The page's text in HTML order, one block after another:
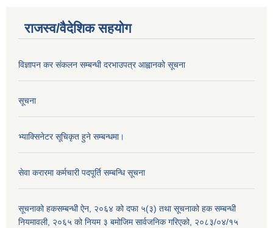
राजस्व/वैदेशिक सहयोग
विज्ञापन कर संकलन सम्बन्धी दरभाउपत्र आह्वानको सूचना
सूचना
भ्याक्सिनेटर सूचिकृत हुने सम्बन्धमा।
सेवा करारमा कर्मचारी पदपूर्ति सम्बन्धि सूचना
सूचनाको हकसम्बन्धी ऐन, २०६४ को दफा ५(३) तथा सूचनाको हक सम्बन्धी
नियमावली, २०६५ को नियम ३ बमोजिम सार्वजनिक गरिएको, २०८३/०४/१५